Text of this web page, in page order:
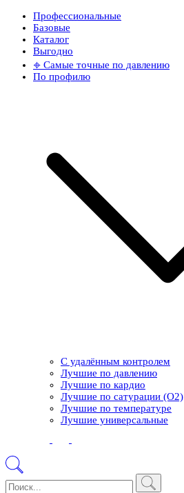
Профессиональные
Базовые
Каталог
Выгодно
𖦏 Самые точные по давлению
По профилю
С удалённым контролем
Лучшие по давлению
Лучшие по кардио
Лучшие по сатурации (О2)
Лучшие по температуре
Лучшие универсальные